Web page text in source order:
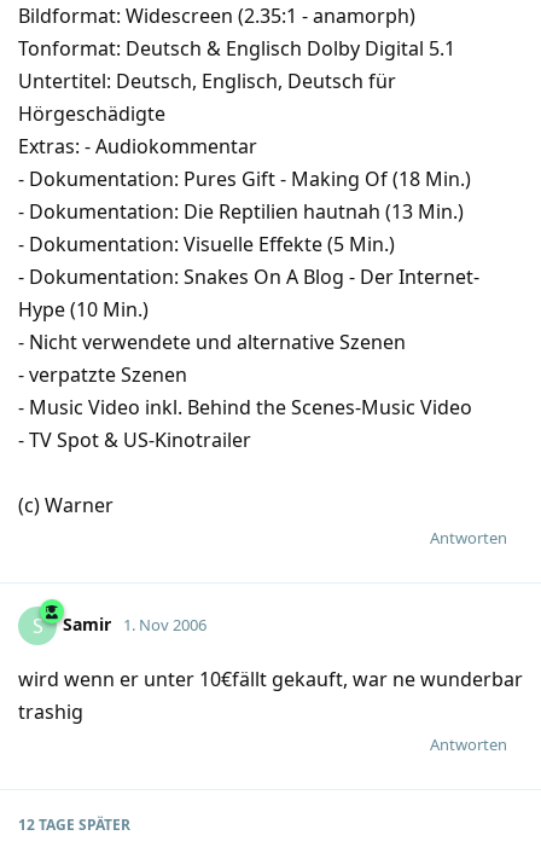
Bildformat: Widescreen (2.35:1 - anamorph)
Tonformat: Deutsch & Englisch Dolby Digital 5.1
Untertitel: Deutsch, Englisch, Deutsch für
Hörgeschädigte
Extras: - Audiokommentar
- Dokumentation: Pures Gift - Making Of (18 Min.)
- Dokumentation: Die Reptilien hautnah (13 Min.)
- Dokumentation: Visuelle Effekte (5 Min.)
- Dokumentation: Snakes On A Blog - Der Internet-
Hype (10 Min.)
- Nicht verwendete und alternative Szenen
- verpatzte Szenen
- Music Video inkl. Behind the Scenes-Music Video
- TV Spot & US-Kinotrailer
(c) Warner
Antworten
S Samir 1. Nov 2006
wird wenn er unter 10€fällt gekauft, war ne wunderbar
trashig
Antworten
12 TAGE SPÄTER